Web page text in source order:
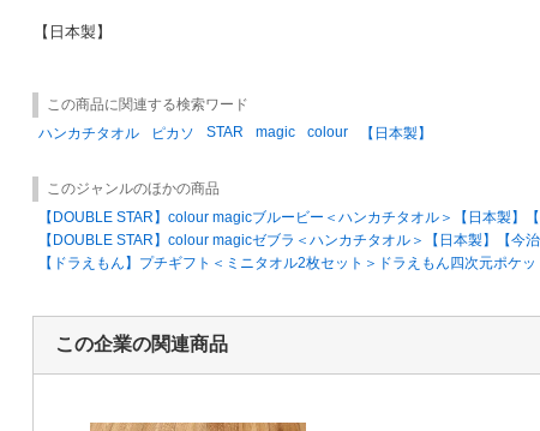
【日本製】
この商品に関連する検索ワード
ハンカチタオル
ピカソ STAR magic colour 【日本製】
このジャンルのほかの商品
【DOUBLE STAR】colour magicブルービー＜ハンカチタオル＞【日本製】
【DOUBLE STAR】colour magicゼブラ＜ハンカチタオル＞【日本製】【今
【ドラえもん】プチギフト＜ミニタオル2枚セット＞ドラえもん四次元ポケ
この企業の関連商品